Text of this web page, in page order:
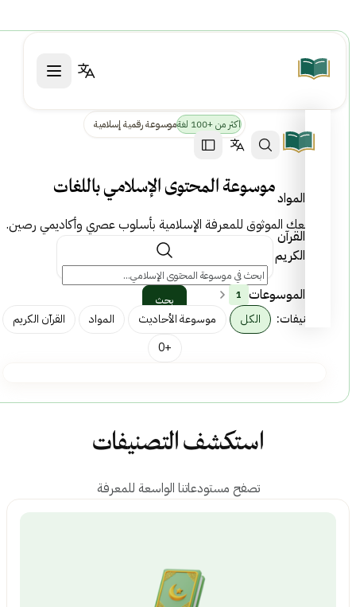
المواد
القرآن
الكريم
الموسوعات 1
اكثر من +100 لغة موسوعة رقمية إسلامية
موسوعة المحتوى الإسلامي باللغات
مرجعك الموثوق للمعرفة الإسلامية بأسلوب عصري وأكاديمي رصين.
التصنيفات: الكل موسوعة الأحاديث المواد
القرآن الكريم
استكشف التصنيفات
تصفح مستودعاتنا الواسعة للمعرفة